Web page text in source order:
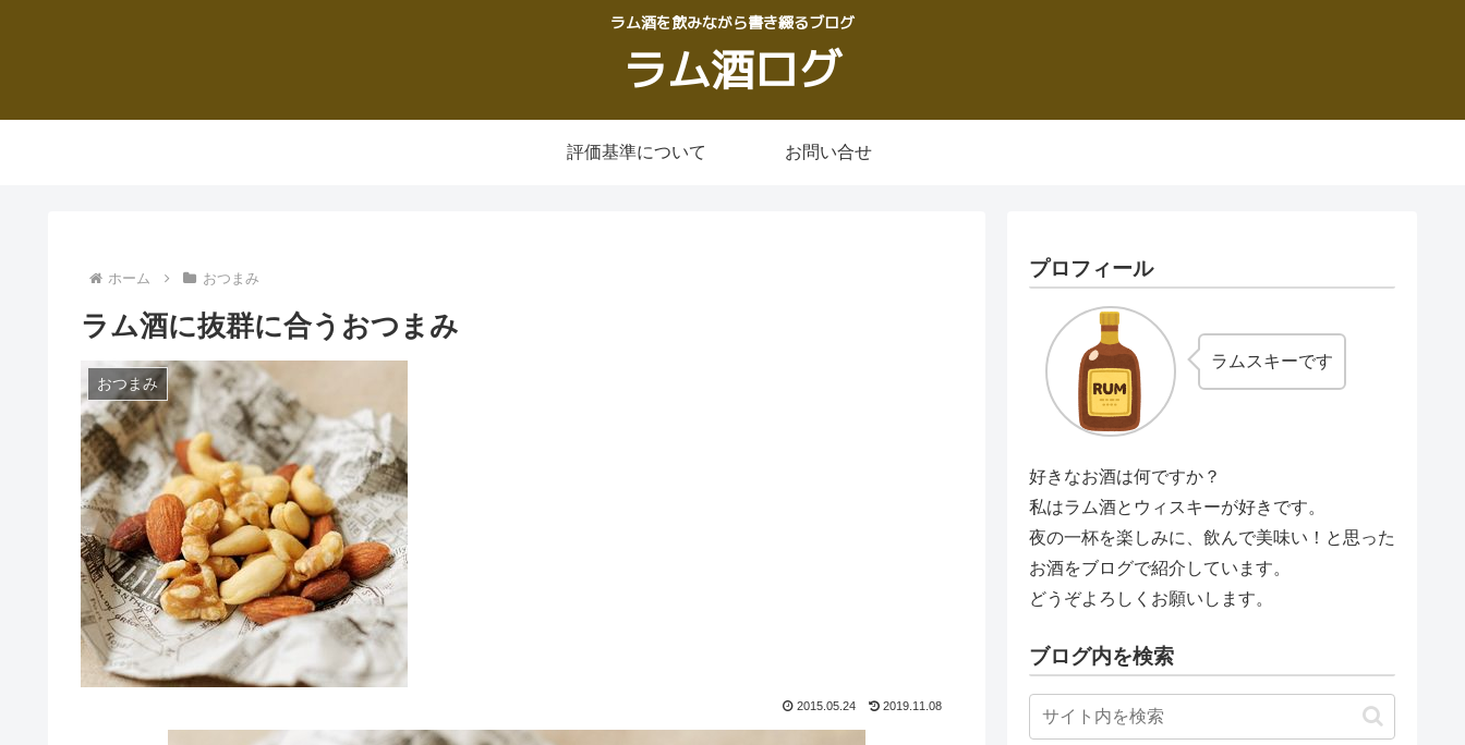
ラム酒を飲みながら書き綴るブログ
ラム酒ログ
評価基準について お問い合せ
ホーム おつまみ
ラム酒に抜群に合うおつまみ
おつまみ
2015.05.24 2019.11.08
プロフィール
ラムスキーです
好きなお酒は何ですか？
私はラム酒とウィスキーが好きです。
夜の一杯を楽しみに、飲んで美味い！と思った
お酒をブログで紹介しています。
どうぞよろしくお願いします。
ブログ内を検索